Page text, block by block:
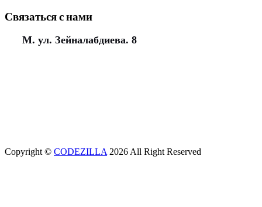
Связаться с нами
М. ул. Зейналабдиева. 8
Copyright © CODEZILLA 2026 All Right Reserved